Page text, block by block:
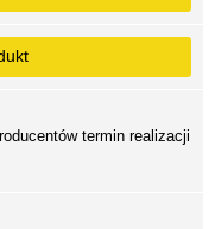
termin realizacji